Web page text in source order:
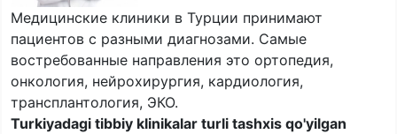
Медицинские клиники в Турции принимают
пациентов с разными диагнозами. Самые
востребованные направления это ортопедия,
онкология, нейрохирургия, кардиология,
трансплантология, ЭКО.
Turkiyadagi tibbiy klinikalar turli tashxis qo'yilgan